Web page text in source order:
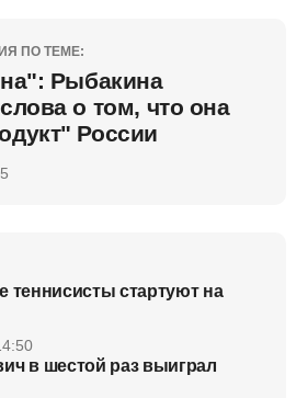
ПО ТЕМЕ:
Рыбакина
о том, что она
России
теннисисты стартуют на
в шестой раз выиграл